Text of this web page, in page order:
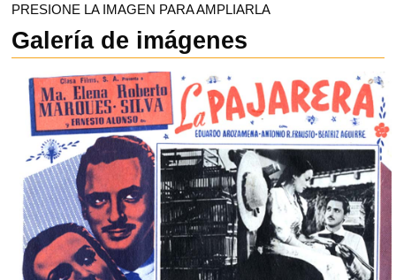
PRESIONE LA IMAGEN PARA AMPLIARLA
Galería de imágenes